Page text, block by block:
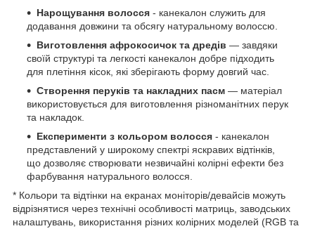
Нарощування волосся - канекалон служить для
додавання довжини та обсягу натуральному волоссю.
Виготовлення афрокосичок та дредів — завдяки
своїй структурі та легкості канекалон добре підходить
для плетіння кісок, які зберігають форму довгий час.
Створення перуків та накладних пасм — матеріал
використовується для виготовлення різноманітних перук
та накладок.
Експерименти з кольором волосся - канекалон
представлений у широкому спектрі яскравих відтінків,
що дозволяє створювати незвичайні колірні ефекти без
фарбування натурального волосся.
* Кольори та відтінки на екранах моніторів/девайсів можуть
відрізнятися через технічні особливості матриць, заводських
налаштувань, використання різних колірних моделей (RGB та